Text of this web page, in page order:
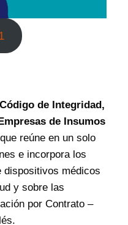
Código de Integridad,
de Insumos
reúne en un solo
e incorpora los
médicos
y sobre las
por Contrato –